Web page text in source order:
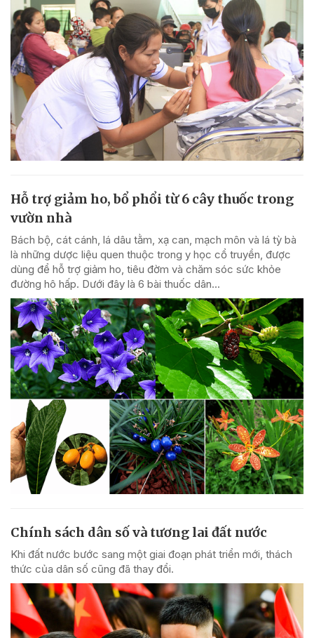
Hỗ trợ giảm ho, bổ phổi từ 6 cây thuốc trong
vườn nhà
Bách bộ, cát cánh, lá dâu tằm, xạ can, mạch môn và lá tỳ bà
là những dược liệu quen thuộc trong y học cổ truyền, được
dùng để hỗ trợ giảm ho, tiêu đờm và chăm sóc sức khỏe
đường hô hấp. Dưới đây là 6 bài thuốc dân...
Chính sách dân số và tương lai đất nước
Khi đất nước bước sang một giai đoạn phát triển mới, thách
thức của dân số cũng đã thay đổi.